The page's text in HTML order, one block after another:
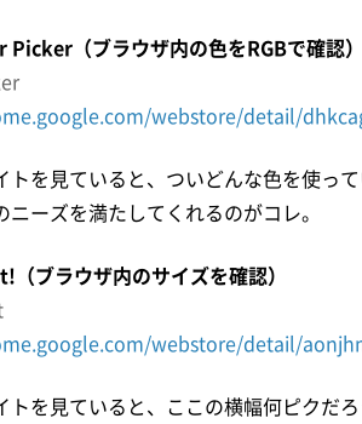
（ブラウザ内の色をRGBで確認）
webstore/detail/
を見ていると、ついどんな色を使っ
ニーズを満たしてくれるのがコレ。
ブラウザ内のサイズを確認）
webstore/detail/
を見ていると、ここの横幅何ピクだ